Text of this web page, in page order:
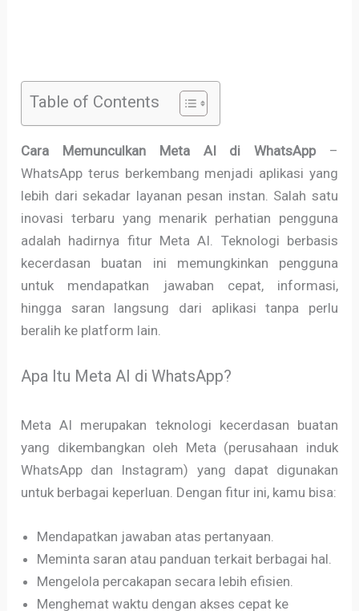
Table of Contents
Cara Memunculkan Meta AI di WhatsApp –
WhatsApp terus berkembang menjadi aplikasi yang
lebih dari sekadar layanan pesan instan. Salah satu
inovasi terbaru yang menarik perhatian pengguna
adalah hadirnya fitur Meta AI. Teknologi berbasis
kecerdasan buatan ini memungkinkan pengguna
untuk mendapatkan jawaban cepat, informasi,
hingga saran langsung dari aplikasi tanpa perlu
beralih ke platform lain.
Apa Itu Meta AI di WhatsApp?
Meta AI merupakan teknologi kecerdasan buatan
yang dikembangkan oleh Meta (perusahaan induk
WhatsApp dan Instagram) yang dapat digunakan
untuk berbagai keperluan. Dengan fitur ini, kamu bisa:
Mendapatkan jawaban atas pertanyaan.
Meminta saran atau panduan terkait berbagai hal.
Mengelola percakapan secara lebih efisien.
Menghemat waktu dengan akses cepat ke